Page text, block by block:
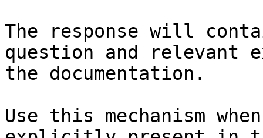
The response will
question and relevant
the documentation.
Use this mechanism